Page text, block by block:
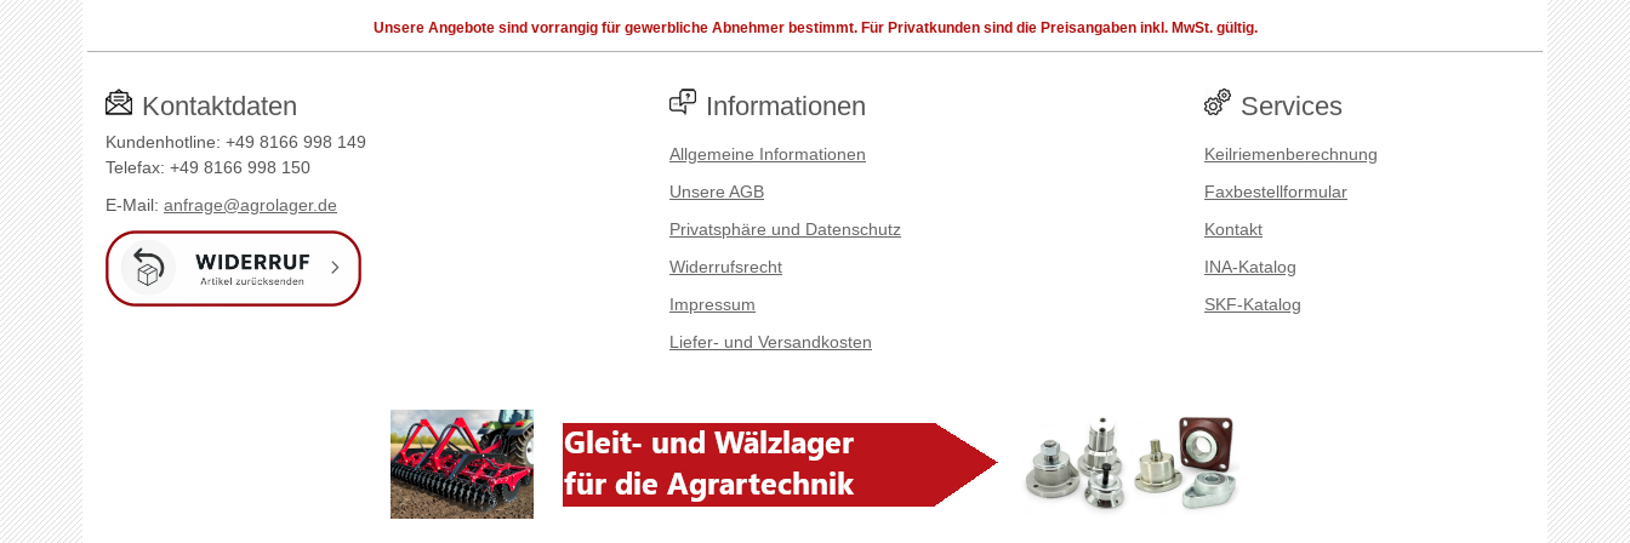
Unsere Angebote sind vorrangig für gewerbliche Abnehmer bestimmt. Für Privatkunden sind die Preisangaben inkl. MwSt. gültig.
Kontaktdaten
Kundenhotline: +49 8166 998 149
Telefax: +49 8166 998 150
E-Mail: anfrage@agrolager.de
Informationen
Allgemeine Informationen
Unsere AGB
Privatsphäre und Datenschutz
Widerrufsrecht
Impressum
Liefer- und Versandkosten
Services
Keilriemenberechnung
Faxbestellformular
Kontakt
INA-Katalog
SKF-Katalog